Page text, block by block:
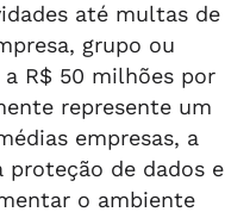
até multas de
grupo ou
R$ 50 milhões por
represente um
empresas, a
de dados e
o ambiente